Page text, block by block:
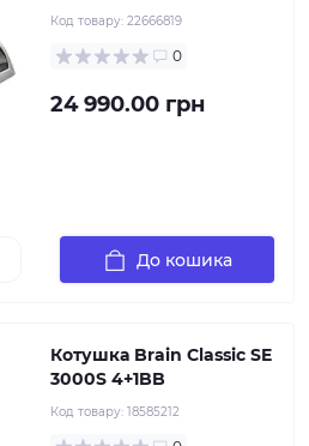
Код товару: 22666819
0
24 990.00 грн
До кошика
Котушка Brain Classic SE
3000S 4+1BB
Код товару: 18585212